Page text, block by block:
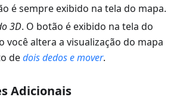
é sempre exibido na tela do mapa.
3D. O botão é exibido na tela do
você altera a visualização do mapa
dedois dedos e mover.
Adicionais